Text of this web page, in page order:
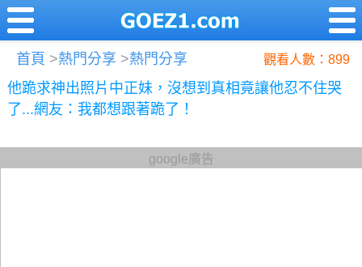
首頁 >熱門分享 >熱門分享 觀看人數：899
他跪求神出照片中正妹，沒想到真相竟讓他忍不住哭
了...網友：我都想跟著跪了！
google廣告